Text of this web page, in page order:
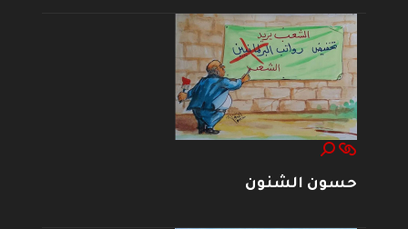
حسون الشنون